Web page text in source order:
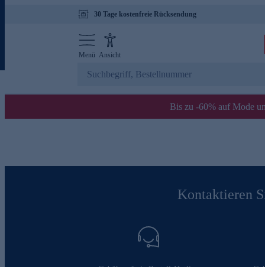
30 Tage kostenfreie Rücksendung
Menü Ansicht
Bis zu -60% auf Mode
Kontaktieren